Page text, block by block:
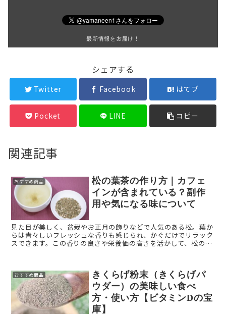
最新情報をお届け！
シェアする
Twitter Facebook はてブ
Pocket LINE コピー
関連記事
おすすめ商品
松の葉茶の作り方｜カフェ
インが含まれている？副作
用や気になる味について
見た目が美しく、盆栽やお正月の飾りなどで人気のある松。葉か
らは青々しいフレッシュな香りも感じられ、かぐだけでリラック
スできます。この香りの良さや栄養価の高さを活かして、松の葉
おすすめ商品
きくらげ粉末（きくらげパ
ウダー）の美味しい食べ
方・使い方【ビタミンDの宝
庫】